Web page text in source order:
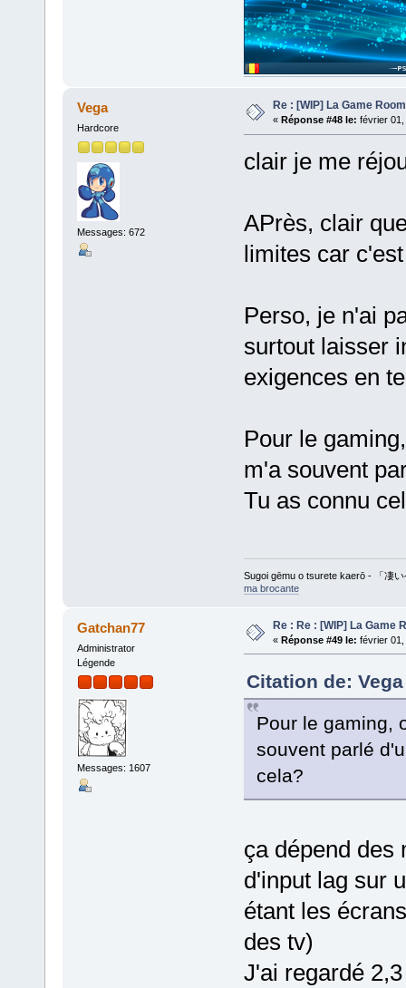
Vega
Hardcore
Messages: 672
Re : [WIP] La Game
« Réponse #48 le: février 01,
clair je me
APrès, clair
limites car
Perso, je n'ai
surtout laisser
exigences en
Pour le
m'a souvent
Tu as connu
Sugoi gēmu o tsurete kaerō - 「凄
ma brocante
Gatchan77
Administrator
Légende
Messages: 1607
Re : Re : [WIP] La Game
« Réponse #49 le: février 01,
Citation de:
Pour le gaming,
souvent parlé
cela?
ça dépend des
d'input lag sur
étant les
des tv)
J'ai regardé